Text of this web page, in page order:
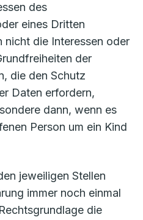
des
eines Dritten
nicht die Interessen oder
der
die den Schutz
Daten erfordern,
dann, wenn es
Person um ein Kind
jeweiligen Stellen
immer noch einmal
die